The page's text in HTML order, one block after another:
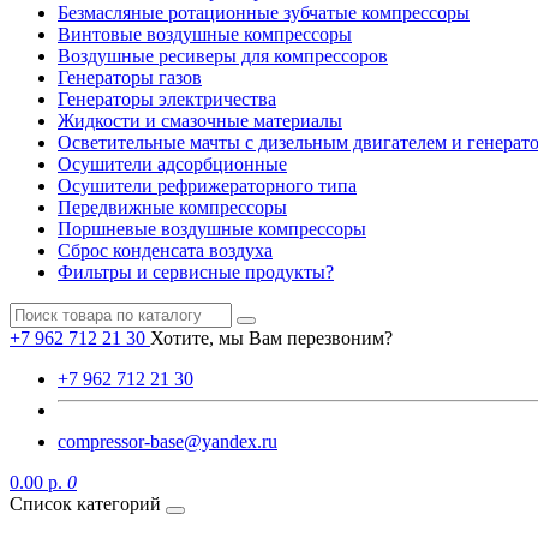
Безмасляные ротационные зубчатые компрессоры
Винтовые воздушные компрессоры
Воздушные ресиверы для компрессоров
Генераторы газов
Генераторы электричества
Жидкости и смазочные материалы
Осветительные мачты с дизельным двигателем и
Осушители адсорбционные
Осушители рефрижераторного типа
Передвижные компрессоры
Поршневые воздушные компрессоры
Сброс конденсата воздуха
Фильтры и сервисные продукты?
+7 962 712 21 30 Хотите, мы Вам перезвоним?
+7 962 712 21 30
compressor-base@yandex.ru
0.00 р. 0
Список категорий